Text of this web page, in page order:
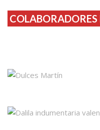
COLABORADORES